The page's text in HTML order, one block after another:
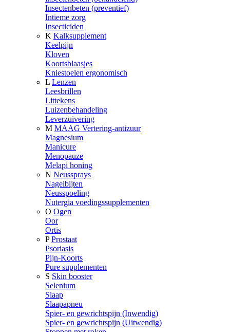
Insectenbeten (preventief)
Intieme zorg
Insecticiden
K Kalksupplement
Keelpijn
Kloven
Koortsblaasjes
Kniestoelen ergonomisch
L Lenzen
Leesbrillen
Littekens
Luizenbehandeling
Leverzuivering
M MAAG Vertering-antizuur
Magnesium
Manicure
Menopauze
Melapi honing
N Neussprays
Nagelbijten
Neusspoeling
Nutergia voedingssupplementen
O Ogen
Oor
Ortis
P Prostaat
Psoriasis
Pijn-Koorts
Pure supplementen
S Skin booster
Selenium
Slaap
Slaapapneu
Spier- en gewrichtspijn (Inwendig)
Spier- en gewrichtspijn (Uitwendig)